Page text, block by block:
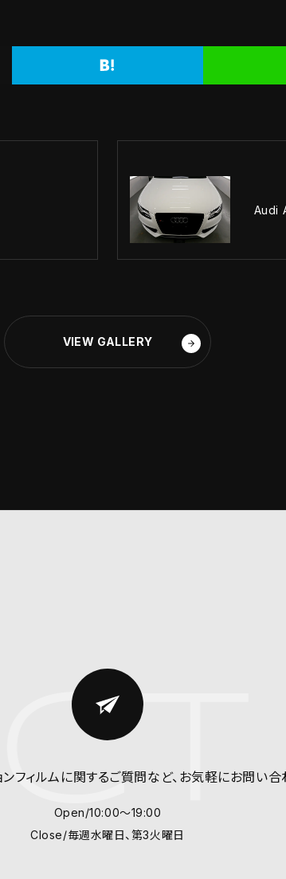
Audi
VIEW GALLERY
フィルム に関するご質問など、 お気軽にお問い合
Open/10:00～19:00
Close/毎週水曜日、第3火曜日